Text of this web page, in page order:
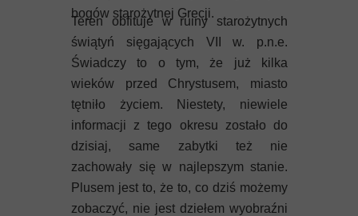
bogów starożytnej Grecji.
Teren obfituje w ruiny starożytnych
świątyń sięgających VII w. p.n.e.
Świadczy to o tym, że już kilka
wieków przed Chrystusem, miasto
tętniło życiem. Niestety, niewiele
informacji z tego okresu zostało do
dzisiaj, same zabytki też nie
zachowały się w najlepszym stanie.
Plusem jest to, że to, co dziś możemy
zobaczyć, nie jest dziełem wyobraźni